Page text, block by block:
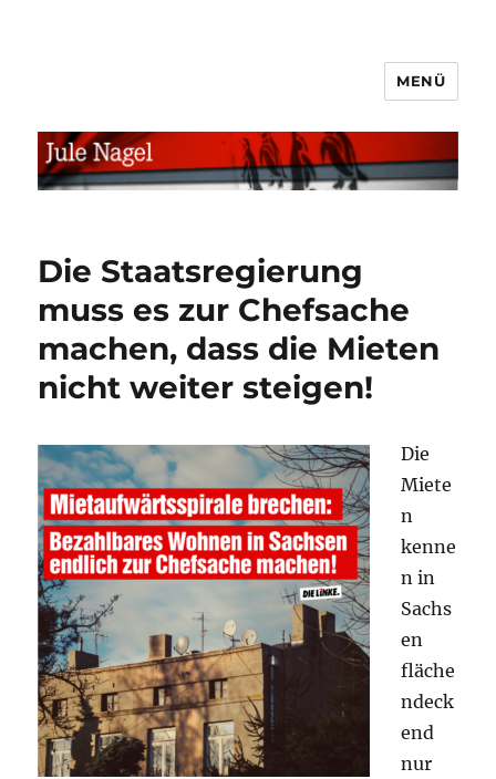
MENÜ
Die Staatsregierung
muss es zur Chefsache
machen, dass die Mieten
nicht weiter steigen!
Die
Miete
n
kenne
n in
Sachs
en
fläche
ndeck
end
nur